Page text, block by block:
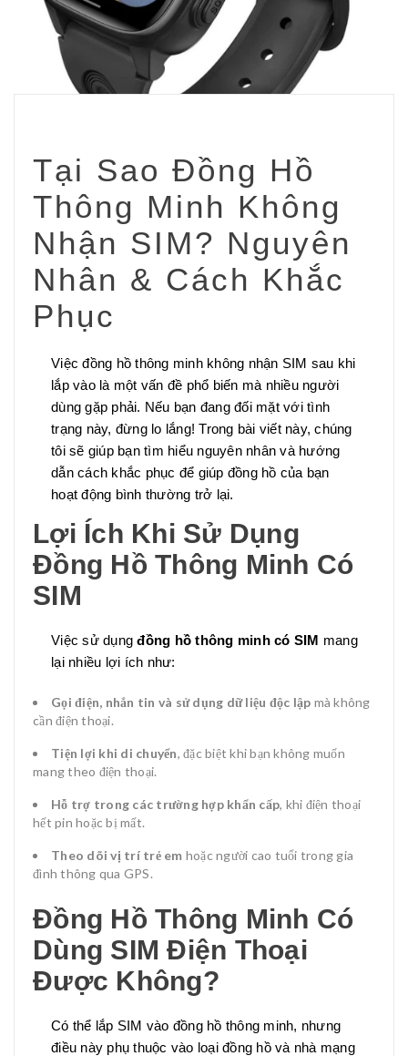
Tại Sao Đồng Hồ
Thông Minh Không
Nhận SIM? Nguyên
Nhân & Cách Khắc
Phục
Việc đồng hồ thông minh không nhận SIM sau khi
lắp vào là một vấn đề phổ biến mà nhiều người
dùng gặp phải. Nếu bạn đang đối mặt với tình
trạng này, đừng lo lắng! Trong bài viết này, chúng
tôi sẽ giúp bạn tìm hiểu nguyên nhân và hướng
dẫn cách khắc phục để giúp đồng hồ của bạn
hoạt động bình thường trở lại.
Lợi Ích Khi Sử Dụng
Đồng Hồ Thông Minh Có
SIM
Việc sử dụngđồng hồ thông minh có SIM mang
lại nhiều lợi ích như:
Gọi điện, nhắn tin và sử dụng dữ liệu độc lập mà không
cần điện thoại.
Tiện lợi khi di chuyển, đặc biệt khi bạn không muốn
mang theo điện thoại.
Hỗ trợ trong các trường hợp khẩn cấp, khi điện thoại
hết pin hoặc bị mất.
Theo dõi vị trí trẻ em hoặc người cao tuổi trong gia
đình thông qua GPS.
Đồng Hồ Thông Minh Có
Dùng SIM Điện Thoại
Được Không?
Có thể lắp SIM vào đồng hồ thông minh, nhưng
điều này phụ thuộc vào loại đồng hồ và nhà mạng